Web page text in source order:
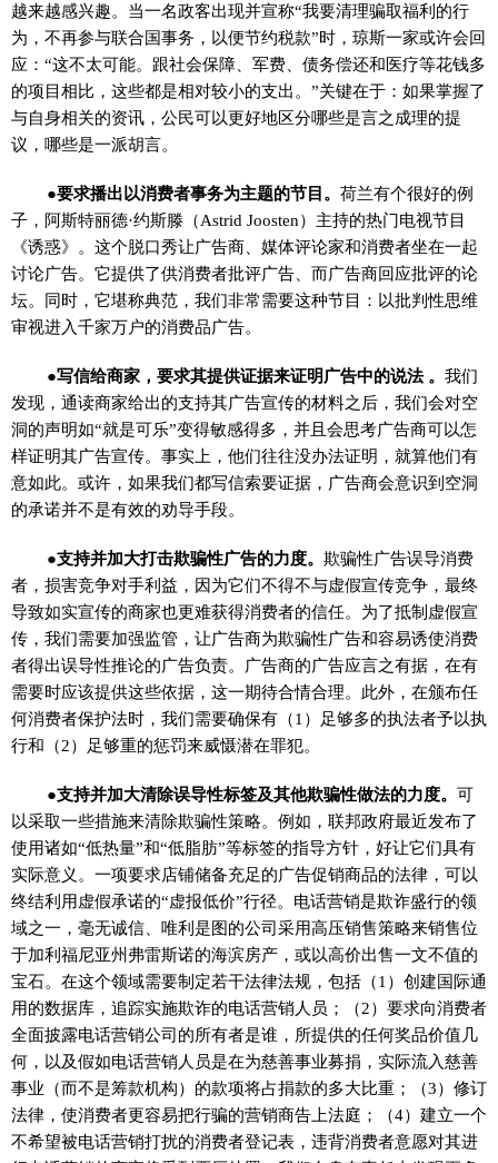
越来越感兴趣。当一名政客出现并宣称“我要清理骗取福利的行
为，不再参与联合国事务，以便节约税款”时，琼斯一家或许会回
应：“这不太可能。跟社会保障、军费、债务偿还和医疗等花钱多
的项目相比，这些都是相对较小的支出。”关键在于：如果掌握了
与自身相关的资讯，公民可以更好地区分哪些是言之成理的提
议，哪些是一派胡言。
●要求播出以消费者事务为主题的节目。 荷兰有个很好的例
子，阿斯特丽德·约斯滕（Astrid Joosten）主持的热门电视节目
《诱惑》。这个脱口秀让广告商、媒体评论家和消费者坐在一起
讨论广告。它提供了供消费者批评广告、而广告商回应批评的论
坛。同时，它堪称典范，我们非常需要这种节目：以批判性思维
审视进入千家万户的消费品广告。
●写信给商家，要求其提供证据来证明广告中的说法 。 我们
发现，通读商家给出的支持其广告宣传的材料之后，我们会对空
洞的声明如“就是可乐”变得敏感得多，并且会思考广告商可以怎
样证明其广告宣传。事实上，他们往往没办法证明，就算他们有
意如此。或许，如果我们都写信索要证据，广告商会意识到空洞
的承诺并不是有效的劝导手段。
●支持并加大打击欺骗性广告的力度。 欺骗性广告误导消费
者，损害竞争对手利益，因为它们不得不与虚假宣传竞争，最终
导致如实宣传的商家也更难获得消费者的信任。为了抵制虚假宣
传，我们需要加强监管，让广告商为欺骗性广告和容易诱使消费
者得出误导性推论的广告负责。广告商的广告应言之有据，在有
需要时应该提供这些依据，这一期待合情合理。此外，在颁布任
何消费者保护法时，我们需要确保有（1）足够多的执法者予以执
行和（2）足够重的惩罚来威慑潜在罪犯。
●支持并加大清除误导性标签及其他欺骗性做法的力度。 可
以采取一些措施来清除欺骗性策略。例如，联邦政府最近发布了
使用诸如“低热量”和“低脂肪”等标签的指导方针，好让它们具有
实际意义。一项要求店铺储备充足的广告促销商品的法律，可以
终结利用虚假承诺的“虚报低价”行径。电话营销是欺诈盛行的领
域之一，毫无诚信、唯利是图的公司采用高压销售策略来销售位
于加利福尼亚州弗雷斯诺的海滨房产，或以高价出售一文不值的
宝石。在这个领域需要制定若干法律法规，包括（1）创建国际通
用的数据库，追踪实施欺诈的电话营销人员；（2）要求向消费者
全面披露电话营销公司的所有者是谁，所提供的任何奖品价值几
何，以及假如电话营销人员是在为慈善事业募捐，实际流入慈善
事业（而不是筹款机构）的款项将占捐款的多大比重；（3）修订
法律，使消费者更容易把行骗的营销商告上法庭；（4）建立一个
不希望被电话营销打扰的消费者登记表，违背消费者意愿对其进